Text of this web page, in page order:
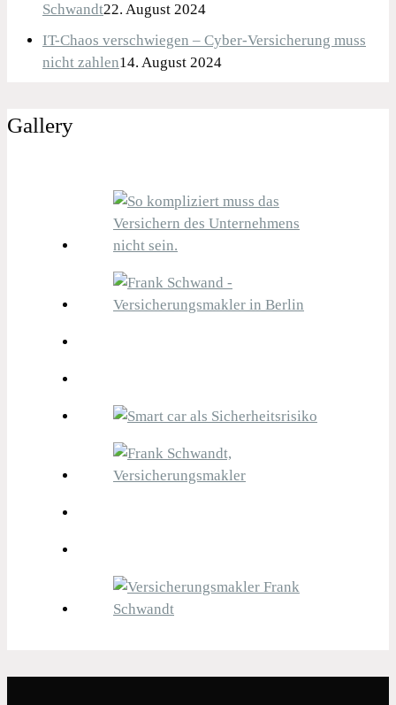
Schwandt22. August 2024
IT-Chaos verschwiegen – Cyber-Versicherung muss
nicht zahlen14. August 2024
Gallery